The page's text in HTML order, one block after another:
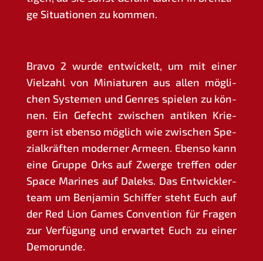
ge Situa­tio­nen zu kommen.
Bra­vo 2 wur­de ent­wi­ckelt, um mit einer
Viel­zahl von Minia­tu­ren aus allen mög­li­
chen Sys­te­men und Gen­res spie­len zu kön­
nen. Ein Gefecht zwi­schen anti­ken Krie­
gern ist eben­so mög­lich wie zwi­schen Spe­
zi­al­kräf­ten moder­ner Armeen. Eben­so kann
eine Grup­pe Orks auf Zwer­ge tref­fen oder
Space Mari­nes auf Dal­eks. Das Ent­wick­ler­
team um Ben­ja­min Schif­fer steht Euch auf
der Red Lion Games Con­ven­ti­on für Fra­gen
zur Ver­fü­gung und erwar­tet Euch zu einer
Demorunde.